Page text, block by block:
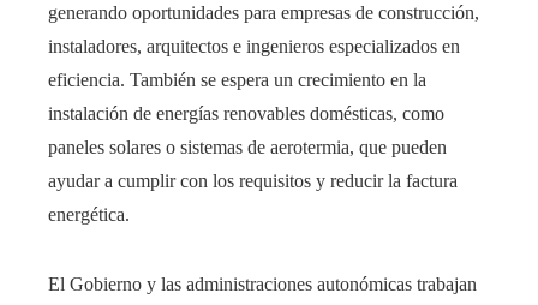
generando oportunidades para empresas de construcción,
instaladores, arquitectos e ingenieros especializados en
eficiencia. También se espera un crecimiento en la
instalación de energías renovables domésticas, como
paneles solares o sistemas de aerotermia, que pueden
ayudar a cumplir con los requisitos y reducir la factura
energética.
El Gobierno y las administraciones autonómicas trabajan